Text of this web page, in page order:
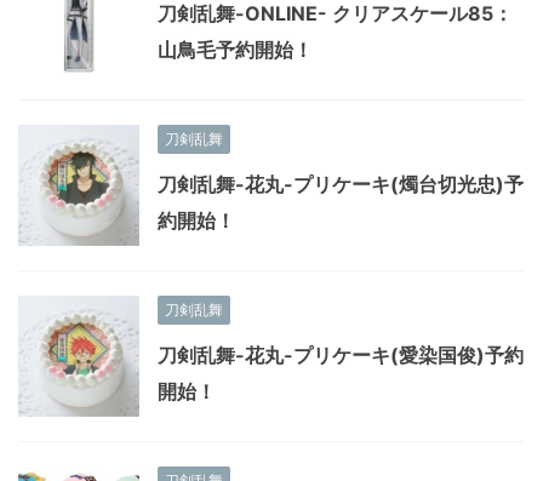
刀剣乱舞-ONLINE- クリアスケール85：
山鳥毛予約開始！
刀剣乱舞
刀剣乱舞-花丸-プリケーキ(燭台切光忠)予
約開始！
刀剣乱舞
刀剣乱舞-花丸-プリケーキ(愛染国俊)予約
開始！